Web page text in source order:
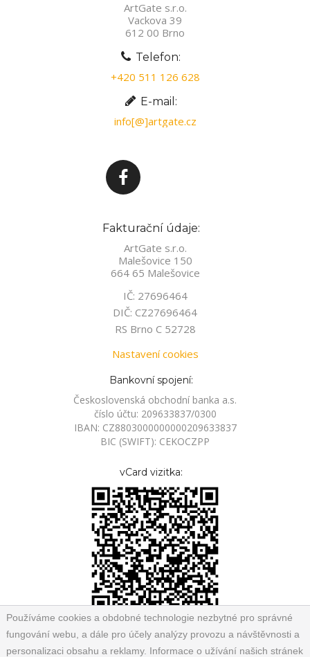
ArtGate s.r.o.
Vackova 39
612 00 Brno
Telefon:
+420 511 126 628
E-mail:
info[@]artgate.cz
Fakturační údaje:
ArtGate s.r.o.
Malešovice 150
664 65 Malešovice
IČ: 27696464
DIČ: CZ27696464
RS Brno C 52728
Nastavení cookies
Bankovní spojení:
Československá obchodní banka a.s.
číslo účtu: 209633837/0300
IBAN: CZ8803000000000209633837
BIC (SWIFT): CEKOCZPP
vCard vizitka:
Používáme cookies a obdobné technologie nezbytné pro správné
fungování webu, a dále pro účely analýzy provozu a návštěvnosti a
personalizaci obsahu a reklamy. Informace o užívání našich stránek